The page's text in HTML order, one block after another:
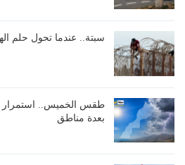
سبتة.. عندما تحول حلم
طقس الخميس.. استمرار
بعدة مناطق